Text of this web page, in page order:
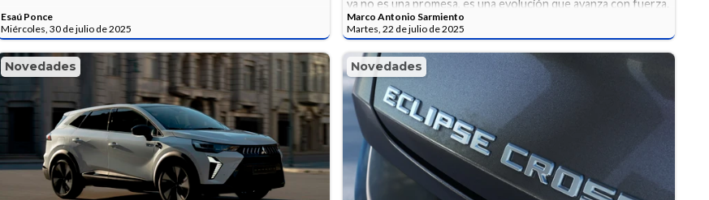
Esaú Ponce
Miércoles, 30 de julio de 2025
ya no es una promesa, es una evolución que avanza con fuerza.
Marco Antonio Sarmiento
Martes, 22 de julio de 2025
Novedades Novedades